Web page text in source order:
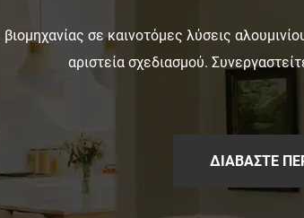
σε καινοτόμες λύσεις
αριστεία σχεδιασμού.
ΔΙΑΒΆΣΤΕ